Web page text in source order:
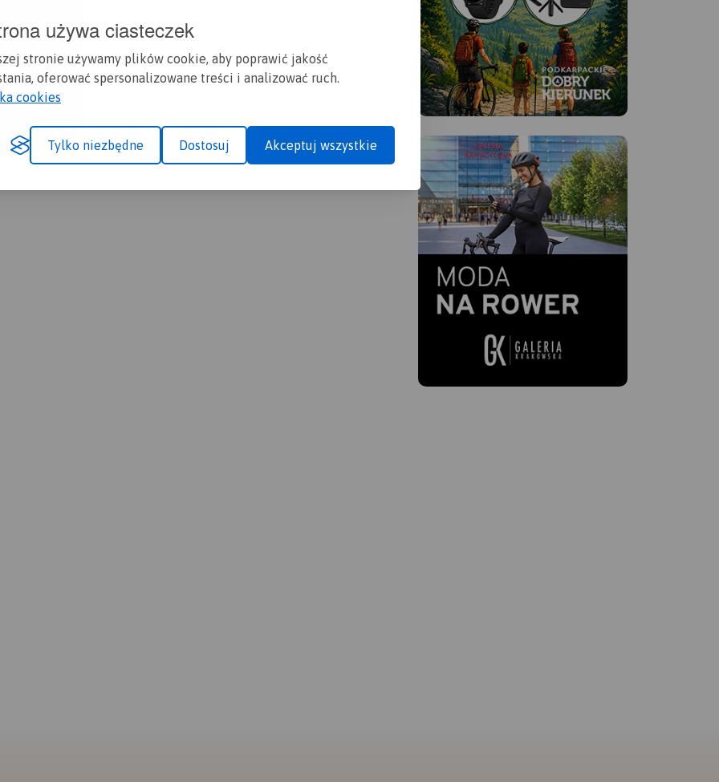
używa ciasteczek
stronie używamy plików cookie, aby poprawić jakość
oferować spersonalizowane treści i analizować ruch.
cookies
Tylko niezbędne Dostosuj Akceptuj wszystkie
dystansów dużych do przebycia więc po przejechaniu 43km
i butelką dobrej wódki (oczywiście ukraińskiej)
przywiózł ze sobą deszcze ?
na rozwój sytuacji – pakujemy obozowisko i jedziemy dalej.